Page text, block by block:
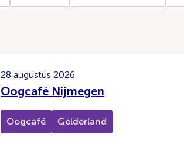
28 augustus 2026
Oogcafé Nijmegen
Oogcafé Gelderland